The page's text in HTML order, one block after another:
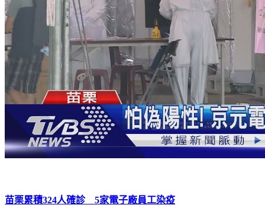
苗栗累積324人確診 5家電子廠員工染疫